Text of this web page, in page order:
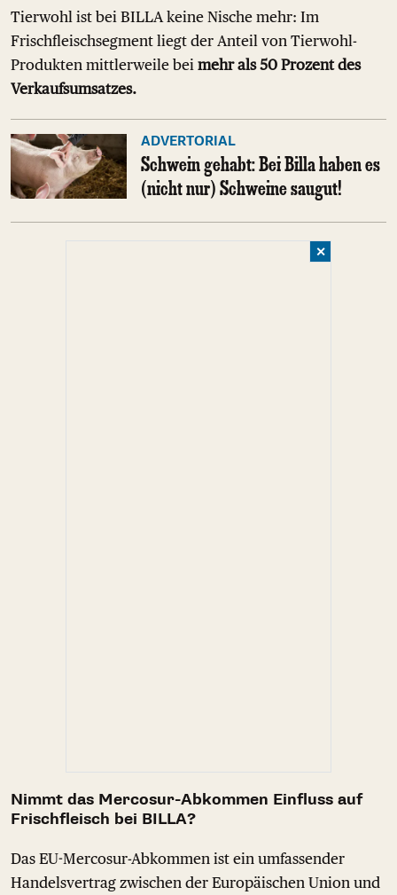
Tierwohl ist bei BILLA keine Nische mehr: Im
Frischfleischsegment liegt der Anteil von Tierwohl-
Produkten mittlerweile bei mehr als 50 Prozent des
Verkaufsumsatzes.
ADVERTORIAL
Schwein gehabt: Bei Billa haben es
(nicht nur) Schweine saugut!
✕
Nimmt das Mercosur-Abkommen Einfluss auf
Frischfleisch bei BILLA?
Das EU-Mercosur-Abkommen ist ein umfassender
Handelsvertrag zwischen der Europäischen Union und